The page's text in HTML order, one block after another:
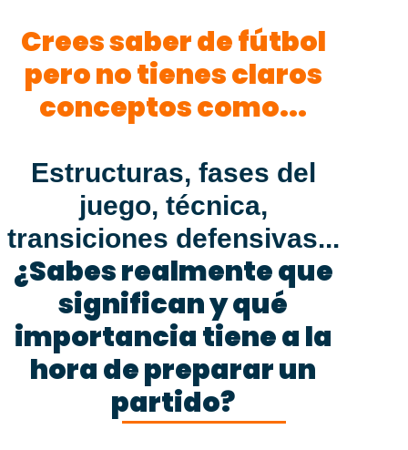
Crees saber de fútbol
pero no tienes claros
conceptos como...
Estructuras, fases del
juego, técnica,
transiciones defensivas...
¿Sabes realmente que
significan y qué
importancia tiene a la
hora de preparar un
partido?